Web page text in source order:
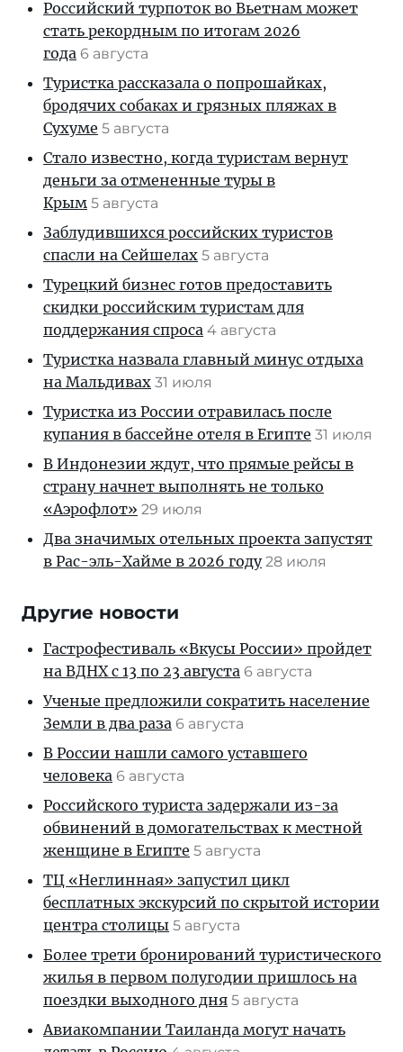
Российский турпоток во Вьетнам может
стать рекордным по итогам 2026
года 6 августа
Туристка рассказала о попрошайках,
бродячих собаках и грязных пляжах в
Сухуме 5 августа
Стало известно, когда туристам вернут
деньги за отмененные туры в
Крым 5 августа
Заблудившихся российских туристов
спасли на Сейшелах 5 августа
Турецкий бизнес готов предоставить
скидки российским туристам для
поддержания спроса 4 августа
Туристка назвала главный минус отдыха
на Мальдивах 31 июля
Туристка из России отравилась после
купания в бассейне отеля в Египте 31 июля
В Индонезии ждут, что прямые рейсы в
страну начнет выполнять не только
«Аэрофлот» 29 июля
Два значимых отельных проекта запустят
в Рас-эль-Хайме в 2026 году 28 июля
Другие новости
Гастрофестиваль «Вкусы России» пройдет
на ВДНХ с 13 по 23 августа 6 августа
Ученые предложили сократить население
Земли в два раза 6 августа
В России нашли самого уставшего
человека 6 августа
Российского туриста задержали из-за
обвинений в домогательствах к местной
женщине в Египте 5 августа
ТЦ «Неглинная» запустил цикл
бесплатных экскурсий по скрытой истории
центра столицы 5 августа
Более трети бронирований туристического
жилья в первом полугодии пришлось на
поездки выходного дня 5 августа
Авиакомпании Таиланда могут начать